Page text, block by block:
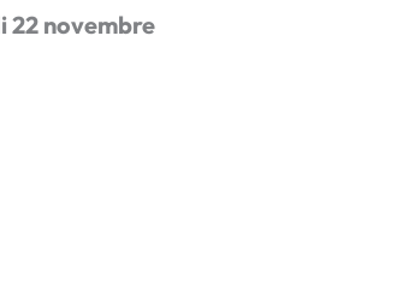
22 novembre